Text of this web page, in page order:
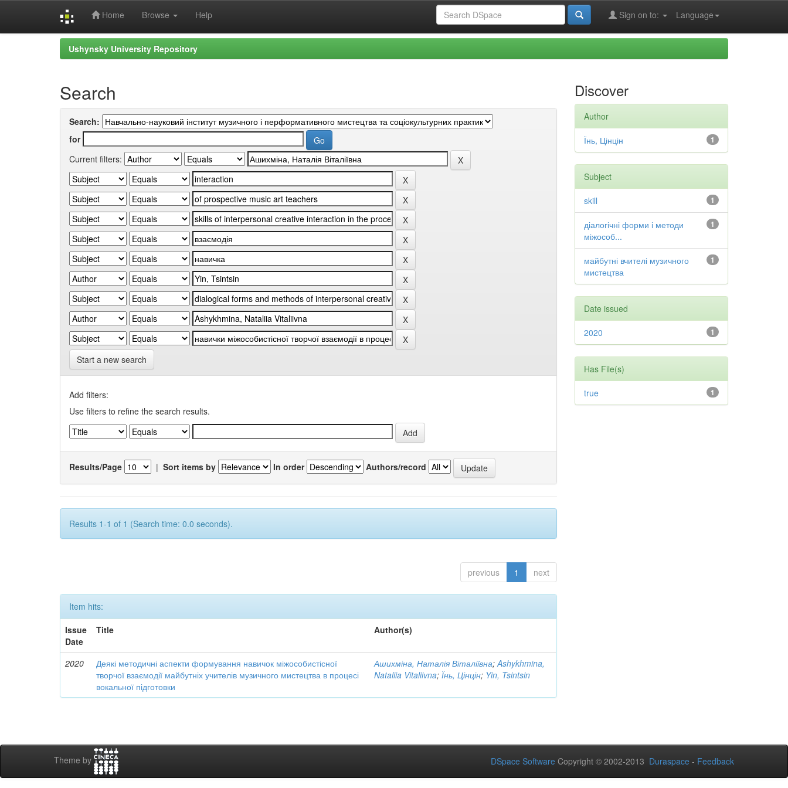
Home Browse Help Language
Sign on to:
Ushynsky University Repository
Search
Search:
for
Current filters:
Start a new search
Add filters:
Use filters to refine the search results.
Results/Page | Sort items by In order Authors/record
Results 1-1 of 1 (Search time: 0.0 seconds).
previous 1 next
Item hits:
Issue
Date
Title Author(s)
2020
Деякі методичні аспекти формування навичок міжособистісної
творчої взаємодії майбутніх учителів музичного мистецтва в процесі
вокальної підготовки
Ашихміна, Наталія Віталіївна;Ashykhmina,
Nataliia Vitaliivna;Їнь, Цінцін; Yin, Tsintsin
Discover
Author
1
Їнь, Цінцін
Subject
1
skill
1
діалогічні форми і методи
міжособ...
1
майбутні вчителі музичного
мистецтва
Date issued
1
2020
Has File(s)
1
true
Theme by DSpace Software Copyright © 2002-2013 Duraspace - Feedback